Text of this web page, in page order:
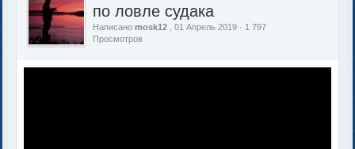
по ловле судака
Написаноmosk12
, 01 Апрель 2019 · 1 797
Просмотров